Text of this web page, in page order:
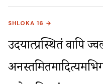
SHLOKA 16 →
उदयात्प्रस्थितं वापि